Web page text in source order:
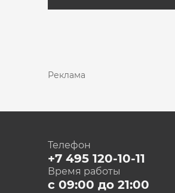
Реклама
Телефон
+7 495 120-10-11
Время работы
с 09:00 до 21:00